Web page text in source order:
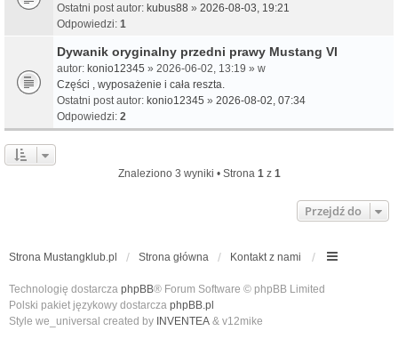
Ostatni post autor: kubus88 » 2026-08-03, 19:21
Odpowiedzi: 1
Dywanik oryginalny przedni prawy Mustang VI
autor: konio12345 » 2026-06-02, 13:19 » w
Części , wyposażenie i cała reszta.
Ostatni post autor: konio12345 » 2026-08-02, 07:34
Odpowiedzi: 2
Znaleziono 3 wyniki • Strona 1z 1
Przejdź do
Strona Mustangklub.pl Strona główna Kontakt z nami
Technologię dostarcza phpBB® Forum Software © phpBB Limited
Polski pakiet językowy dostarcza phpBB.pl
Style we_universal created by INVENTEA & v12mike